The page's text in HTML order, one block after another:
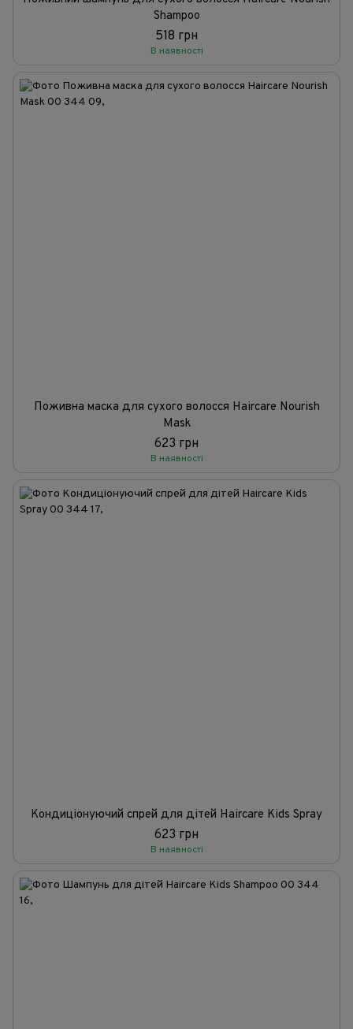
Shampoo
518 грн
В наявності
Поживна маска для сухого волосся Haircare Nourish
Mask
623 грн
В наявності
Кондиціонуючий спрей для дітей Haircare Kids Spray
623 грн
В наявності